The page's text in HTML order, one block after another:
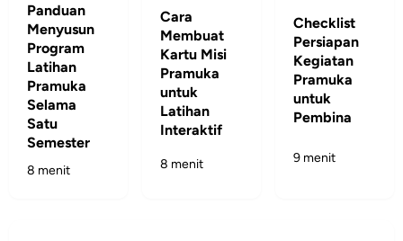
Panduan
Menyusun
Program
Latihan
Pramuka
Selama
Satu
Semester
8 menit
Cara
Membuat
Kartu Misi
Pramuka
untuk
Latihan
Interaktif
8 menit
Checklist
Persiapan
Kegiatan
Pramuka
untuk
Pembina
9 menit